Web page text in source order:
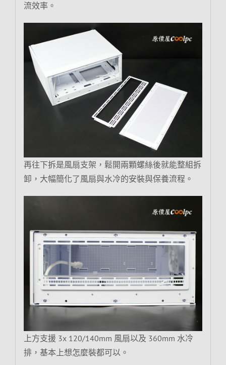
流效率。
再往下拆是風扇支架，鬆開兩顆螺絲後就能整組拆
卸，大幅簡化了風扇與水冷的安裝與保養流程。
上方支援 3x 120/140mm 風扇以及 360mm 水冷
排，基本上想怎麼裝都可以。